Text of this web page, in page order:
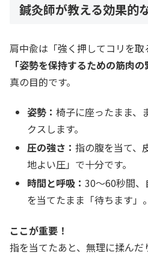
鍼灸師が教える効果的
肩中兪は「強く押してコリを取
「姿勢を保持するための筋肉の
真の目的です。
姿勢：椅子に座ったまま、
クスします。
圧の強さ：指の腹を当て、
地よい圧」で十分です。
時間と呼吸：30〜60秒間
を当てたまま「待ちます」。
ここが重要！
指を当てたあと、無理に揉ん